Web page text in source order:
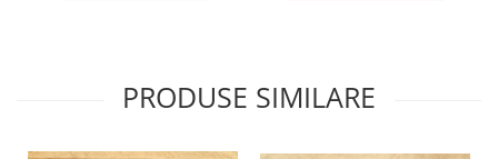
PRODUSE SIMILARE